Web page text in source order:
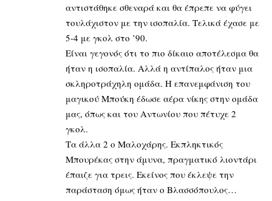
αντιστάθηκε σθεναρά και θα έπρεπε να φύγει
τουλάχιστον με την ισοπαλία. Τελικά έχασε με
5-4 με γκολ στο ’90.
Είναι γεγονός ότι το πιο δίκαιο αποτέλεσμα θα
ήταν η ισοπαλία. Αλλά η αντίπαλος ήταν μια
σκληροτράχηλη ομάδα. Η επανεμφάνιση του
μαγικού Μπούκη έδωσε αέρα νίκης στην ομάδα
μας, όπως και του Αντωνίου που πέτυχε 2
γκολ.
Τα άλλα 2 ο Μαλοχάρης. Εκπληκτικός
Μπουρέκας στην άμυνα, πραγματικό λιοντάρι
έπαιζε για τρεις. Εκείνος που έκλεψε την
παράσταση όμως ήταν ο Βλασσόπουλος…